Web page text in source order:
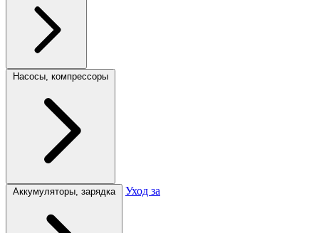
Насосы, компрессоры
Аккумуляторы, зарядка Уход за